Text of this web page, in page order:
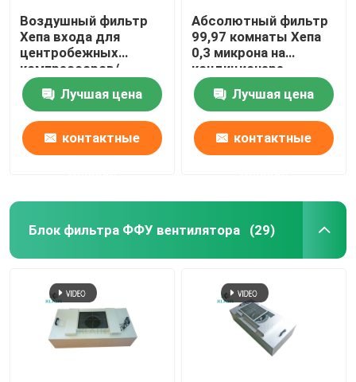
Воздушный фильтр
Хепа входа для
центробежных
компрессоров/
газовых турбин/
двигателейЛучшая цена
контактные
Абсолютный фильтр
99,97 комнаты Хепа
0,3 микрона на
кондиционере
извлекает споры
прессформы
Лучшая цена
контактные
Блок фильтра ФФУ вентилятора (29)